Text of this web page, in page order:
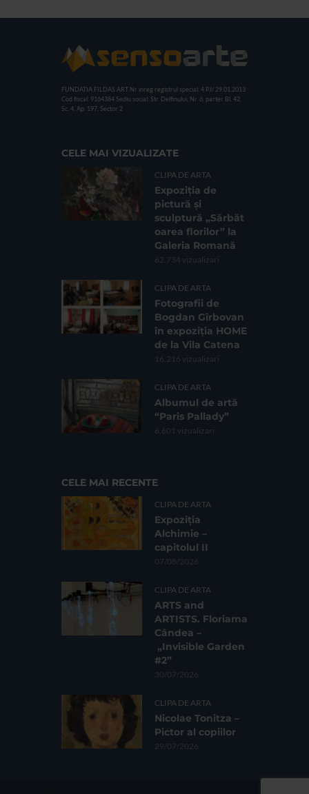
FUNDATIA FILDAS ART Nr inreg registrul special: 4 PJ/ 29.01.2013
Cod fiscal: 9164384 Sediu social: Str. Delfinului, Nr. 6, parter Bl. 42,
Sc. 4, Ap. 197, Sector 2
CELE MAI VIZUALIZATE
CLIPA DE ARTA
Expoziția de
pictură și
sculptură „Sărbăt
oarea florilor” la
Galeria Romană
62.734 vizualizari
CLIPA DE ARTA
Fotografii de
Bogdan Gîrbovan
în expoziția HOME
de la Vila Catena
16.216 vizualizari
CLIPA DE ARTA
Albumul de artă
“Paris Pallady”
6.601 vizualizari
CELE MAI RECENTE
CLIPA DE ARTA
Expoziția
Alchimie –
capitolul II
07/08/2026
CLIPA DE ARTA
ARTS and
ARTISTS. Floriama
Cândea –
„Invisible Garden
#2”
30/07/2026
CLIPA DE ARTA
Nicolae Tonitza –
Pictor al copiilor
29/07/2026